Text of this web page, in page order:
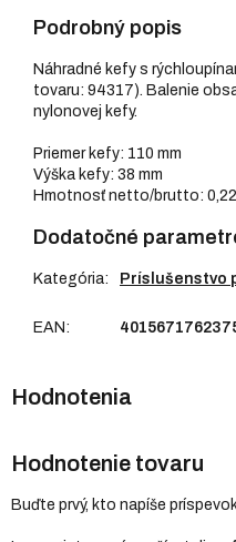
Podrobný popis
Náhradné kefy s
tovaru: 94317). Balenie
nylonovej kefy.
Priemer kefy: 110 mm
Výška kefy: 38 mm
Hmotnosť netto/brutto:
Dodatočné
Kategória: Príslušenstvo
EAN :
Hodnotenie tovaru
Buďte prvý, kto napíše